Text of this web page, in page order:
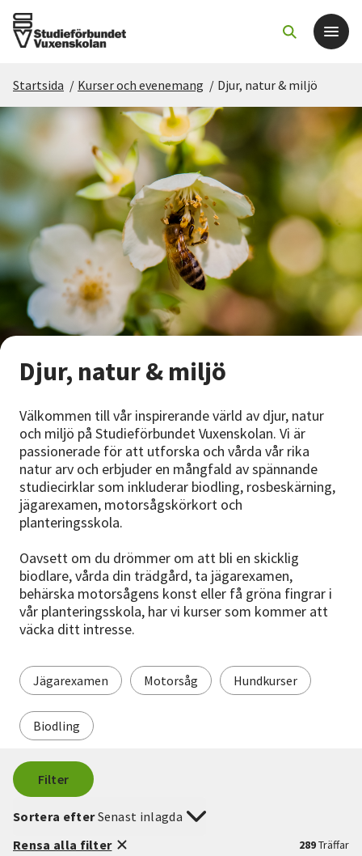
Det här gör vi
För dig som
Sök kurser och evenemang
Om SV
Starta studiecirkel
Cirkelledare
Nyheter
Avdelningar
Lyssna
Startsida / Kurser och evenemang / Djur, natur & miljö
Djur, natur & miljö
Välkommen till vår inspirerande värld av djur, natur
och miljö på Studieförbundet Vuxenskolan. Vi är
passionerade för att utforska och vårda vår rika
natur arv och erbjuder en mångfald av spännande
studiecirklar som inkluderar biodling, rosbeskärning,
jägarexamen, motorsågskörkort och
planteringsskola.
Oavsett om du drömmer om att bli en skicklig
biodlare, vårda din trädgård, ta jägarexamen,
behärska motorsågens konst eller få gröna fingrar i
vår planteringsskola, har vi kurser som kommer att
väcka ditt intresse.
Jägarexamen Motorsåg Hundkurser
Biodling
Filter
289Träffar
Sortera efterSenast inlagda
Rensa alla filter